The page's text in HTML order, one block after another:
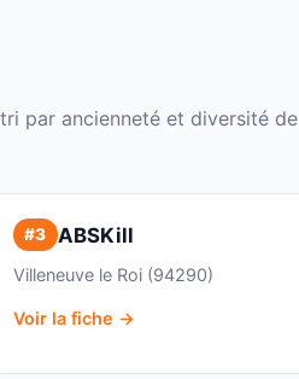
par ancienneté et diversité de
#3 ABSKill
Villeneuve le Roi (94290)
Voir la fiche →